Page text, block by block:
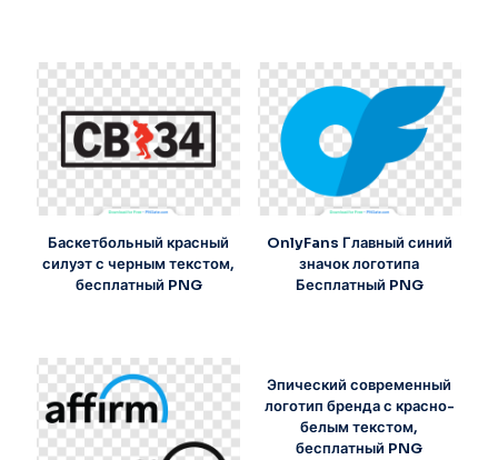
Баскетбольный красный
силуэт с черным текстом,
бесплатный PNG
OnlyFans Главный синий
значок логотипа
Бесплатный PNG
Эпический современный
логотип бренда с красно-
белым текстом,
бесплатный PNG